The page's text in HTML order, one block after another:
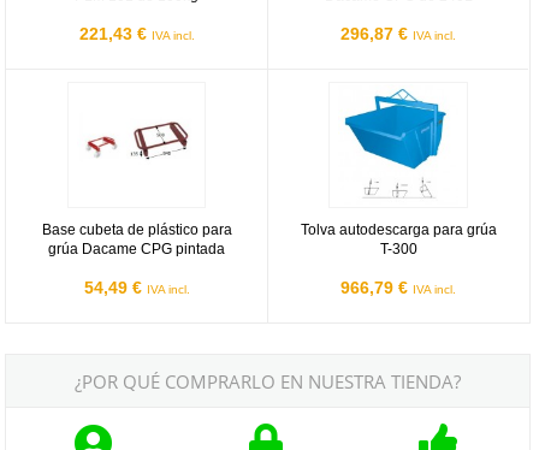
221,43 € IVA incl. 296,87 € IVA incl.
Base cubeta de plástico para
grúa Dacame CPG pintada
54,49 € IVA incl.
Tolva autodescarga para grúa
T-300
966,79 € IVA incl.
¿POR QUÉ COMPRARLO EN NUESTRA TIENDA?